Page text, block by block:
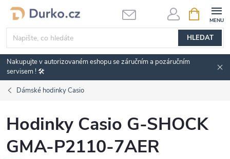
Přejít
obsah
HLEDAT
NÁKUPNÍ
KOŠÍK
Nakupujte v autorizovaném eshopu se záručním a pozáručním
servisem ! 🛠️
Dámské hodinky Casio
Hodinky Casio G-SHOCK
GMA-P2110-7AER